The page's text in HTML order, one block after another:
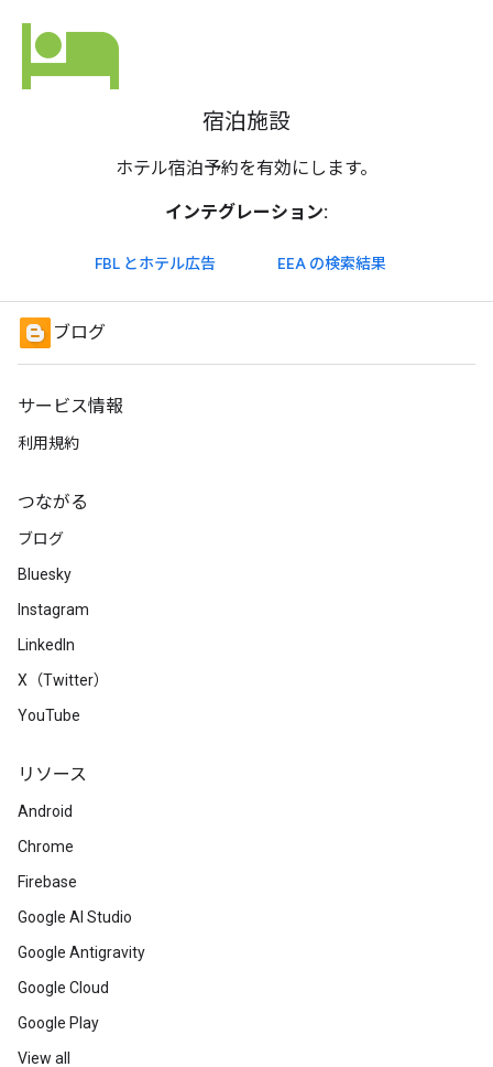
hotel
宿泊施設
ホテル宿泊予約を有効にします。
インテグレーション:
FBL とホテル広告 EEA の検索結果
ブログ
サービス情報
利用規約
つながる
ブログ
Bluesky
Instagram
LinkedIn
X（Twitter）
YouTube
リソース
Android
Chrome
Firebase
Google AI Studio
Google Antigravity
Google Cloud
Google Play
View all